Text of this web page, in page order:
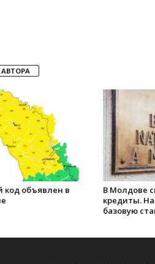
объявлен в
В Молдове
кредиты.
базовую